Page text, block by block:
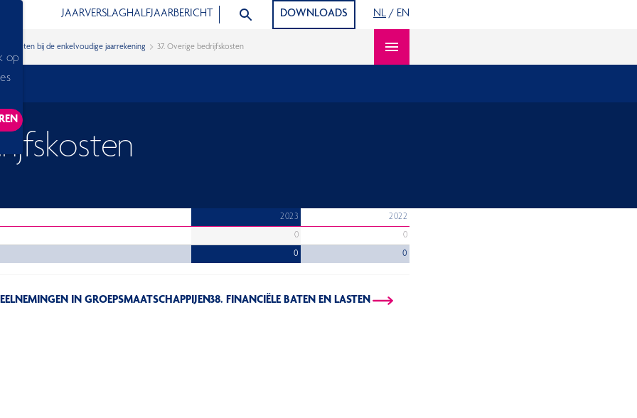
op
SCRIPTS, THIS WILL RELOAD THE PAGE.
JAARVERSLAGHALFJAARBERICHT ZOEK ARTIKELENDOWNLOADS NL / EN
Noten bij de enkelvoudige jaarrekening 37. Overige bedrijfskosten
Open content navigation
2023
2022
0
0
0
0
38. FINANCIËLE BATEN EN LASTEN
IN GROEPSMAATSCHAPPIJEN